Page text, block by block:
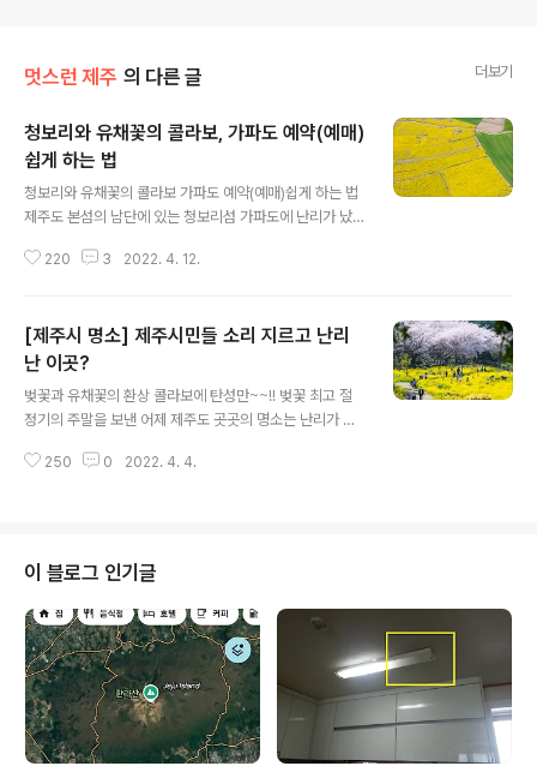
멋스런 제주 의 다른 글 더보기
청보리와 유채꽃의 콜라보, 가파도 예약(예매)
쉽게 하는 법
청보리와 유채꽃의 콜라보 가파도 예약(예매)쉽게 하는 법
제주도 본섬의 남단에 있는 청보리섬 가파도에 난리가 났
출렁였는데요, 올해는 청보리가 있던 곳 일부에 유채꽃을
을 놓고 진정한 제주도의 풍경이 바로 이게 아니겠냐며 탄
성을 자아내고 있습니다. 청보리와 유채꽃의 환상콜라보를
이룬 풍경은 아래쪽에서 확인하고요, 먼저 확인할 것이 따
로 있습니다. 바로 가파도를 쉽게 가는 요령입니다. 요즘 가
진땀을 빼야합니다. 어떻게 하면 사람에 치이지 않고 좀 더
220 3 2022. 4. 12.
[제주시 명소] 제주시민들 소리 지르고 난리
난 이곳?
벚꽃과 유채꽃의 환상 콜라보에 탄성만~~!! 벚꽃 최고 절
정기의 주말을 보낸 어제 제주도 곳곳의 명소는 난리가 났
주 최고의 봄철 명소인 녹산로에는 발 디딜 틈 없는 북새통
때는 진짜 스트레스만 받다가 올 때가 많습니다. 차를 주차
할 곳도 없을뿐더러 차를 주차했다 하더라도 편히 앉아서
쉬다 올 곳도 마땅치 않습니다. 그래서 알만 한 사람은 비교
적 한적한곳을 찾게 됩니다. 그래서 선택하는 곳이 바로 신
산공원입니다. 신산공원은 제주시내에 있으면서도 누구나
쉽게 접근이 가능한 시민공원으로서 ..
250 0 2022. 4. 4.
이 블로그 인기글